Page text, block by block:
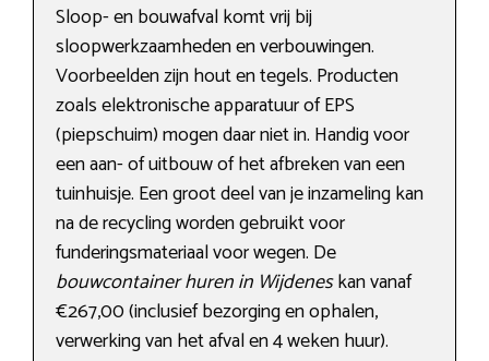
Sloop- en bouwafval komt vrij bij
sloopwerkzaamheden en verbouwingen.
Voorbeelden zijn hout en tegels. Producten
zoals elektronische apparatuur of EPS
(piepschuim) mogen daar niet in. Handig voor
een aan- of uitbouw of het afbreken van een
tuinhuisje. Een groot deel van je inzameling kan
na de recycling worden gebruikt voor
funderingsmateriaal voor wegen. De
bouwcontainer huren in Wijdeneskan vanaf
€267,00 (inclusief bezorging en ophalen,
verwerking van het afval en 4 weken huur).